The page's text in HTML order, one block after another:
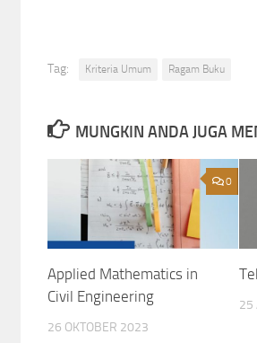
Tag: Kriteria Umum Ragam Buku
MUNGKIN ANDA JUGA
0
Applied Mathematics in
Civil Engineering
26 OKTOBER 2023
25